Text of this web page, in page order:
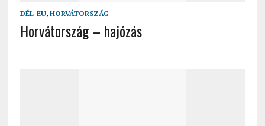
DÉL-EU, HORVÁTORSZÁG
Horvátország – hajózás